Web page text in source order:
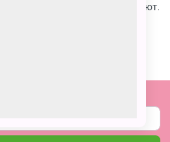
Они купаются, играют и загорают.